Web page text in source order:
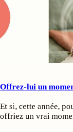
Offrez-lui un
Et si, cette année,
offriez un vrai